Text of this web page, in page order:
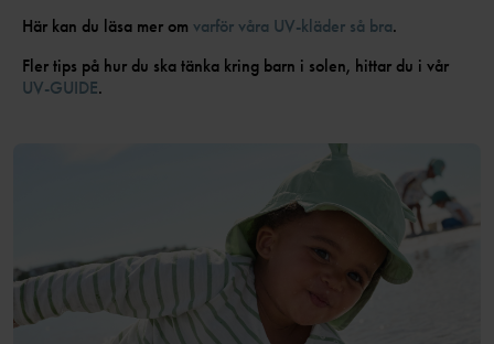
Här kan du läsa mer om varför våra UV-kläder så bra.
Fler tips på hur du ska tänka kring barn i solen, hittar du i vår
UV-GUIDE.